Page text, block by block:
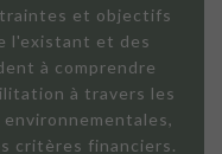
et objectifs
l'existant et des
à comprendre
à travers les
critères financiers.